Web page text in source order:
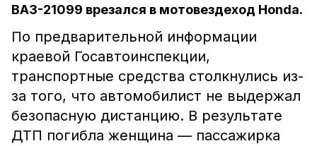
ВАЗ-21099 врезался в мотовездеход Honda.
По предварительной информации
краевой Госавтоинспекции,
транспортные средства столкнулись из-
за того, что автомобилист не выдержал
безопасную дистанцию. В результате
ДТП погибла женщина — пассажирка